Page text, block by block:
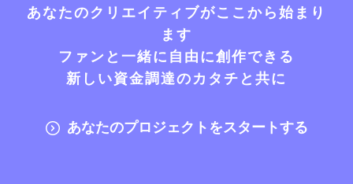
あなたのクリエイティブがここから始まり
ます
ファンと一緒に自由に創作できる
新しい資金調達のカタチと共に
あなたのプロジェクトをスタートする